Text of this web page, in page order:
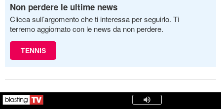
Non perdere le ultime news
Clicca sull’argomento che ti interessa per seguirlo. Ti
terremo aggiornato con le news da non perdere.
TENNIS